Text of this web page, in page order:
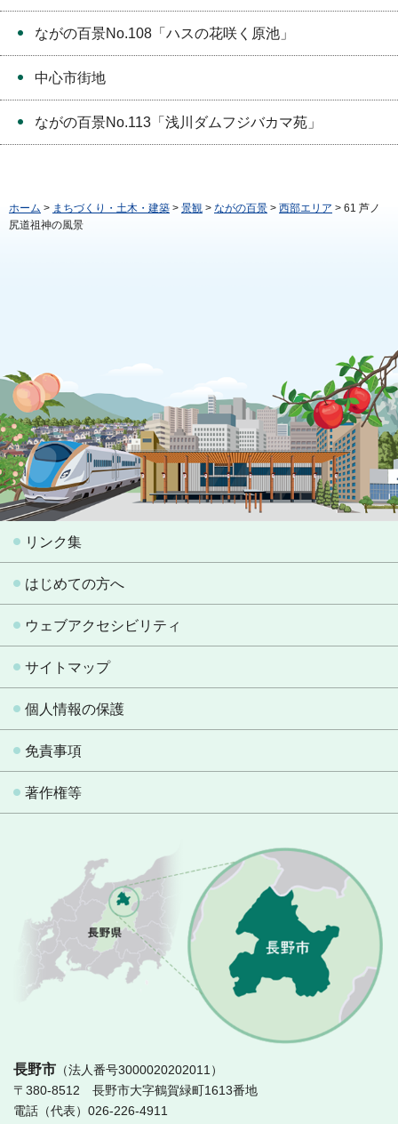
ながの百景No.108「ハスの花咲く原池」
中心市街地
ながの百景No.113「浅川ダムフジバカマ苑」
ホーム > まちづくり・土木・建築 > 景観 > ながの百景 > 西部エリア > 61 芦ノ
尻道祖神の風景
リンク集
はじめての方へ
ウェブアクセシビリティ
サイトマップ
個人情報の保護
免責事項
著作権等
長野市 （法人番号3000020202011）
〒380-8512 長野市大字鶴賀緑町1613番地
電話（代表）026-226-4911